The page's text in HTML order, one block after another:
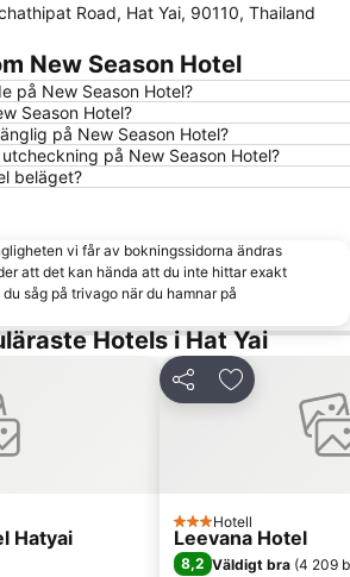
Road, Hat Yai, 90110, Thailand
New Season Hotel
på New Season Hotel?
Season Hotel?
på New Season Hotel?
på New Season Hotel?
beläget?
vi får av bokningssidorna ändras
att det kan hända att du inte hittar exakt
såg på trivago när du hamnar på
Hotels i Hat Yai
Favoriter
Hatyai
Dela Lägg till i
3 Stjärnor
Hotell
Leevana Hotel
8,2 Väldigt bra (4 209